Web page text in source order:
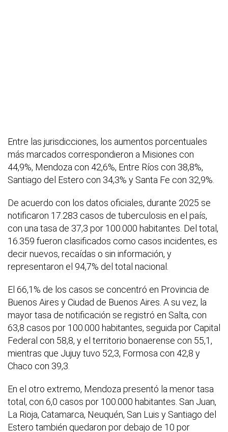
Entre las jurisdicciones, los aumentos porcentuales
más marcados correspondieron a Misiones con
44,9%, Mendoza con 42,6%, Entre Ríos con 38,8%,
Santiago del Estero con 34,3% y Santa Fe con 32,9%.
De acuerdo con los datos oficiales, durante 2025 se
notificaron 17.283 casos de tuberculosis en el país,
con una tasa de 37,3 por 100.000 habitantes. Del total,
16.359 fueron clasificados como casos incidentes, es
decir nuevos, recaídas o sin información, y
representaron el 94,7% del total nacional.
El 66,1% de los casos se concentró en Provincia de
Buenos Aires y Ciudad de Buenos Aires. A su vez, la
mayor tasa de notificación se registró en Salta, con
63,8 casos por 100.000 habitantes, seguida por Capital
Federal con 58,8, y el territorio bonaerense con 55,1,
mientras que Jujuy tuvo 52,3, Formosa con 42,8 y
Chaco con 39,3.
En el otro extremo, Mendoza presentó la menor tasa
total, con 6,0 casos por 100.000 habitantes. San Juan,
La Rioja, Catamarca, Neuquén, San Luis y Santiago del
Estero también quedaron por debajo de 10 por